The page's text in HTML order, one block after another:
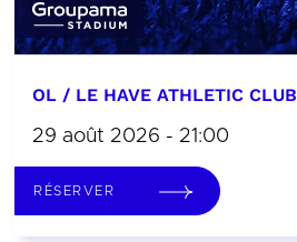
OL / LE HAVE ATHLETIC CLUB
29 août 2026 - 21:00
RÉSERVER